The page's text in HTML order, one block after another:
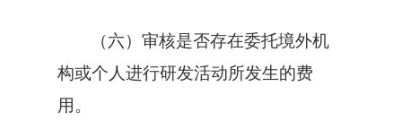
（六）审核是否存在委托境外机
构或个人进行研发活动所发生的费
用。